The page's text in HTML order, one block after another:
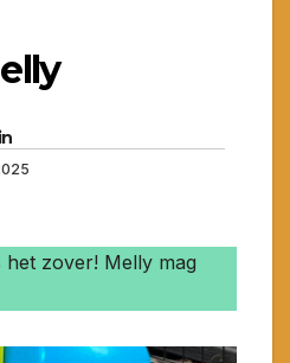
het zover! Melly mag